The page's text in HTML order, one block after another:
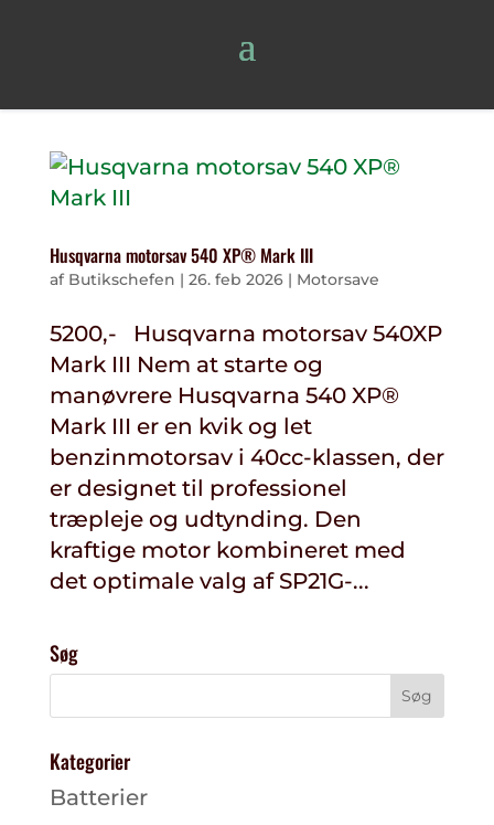
Husqvarna motorsav 540 XP® Mark III
af Butikschefen | 26. feb 2026| Motorsave
5200,- Husqvarna motorsav 540XP
Mark III Nem at starte og
manøvrere Husqvarna 540 XP®
Mark III er en kvik og let
benzinmotorsav i 40cc-klassen, der
er designet til professionel
træpleje og udtynding. Den
kraftige motor kombineret med
det optimale valg af SP21G-...
Søg
Kategorier
Batterier